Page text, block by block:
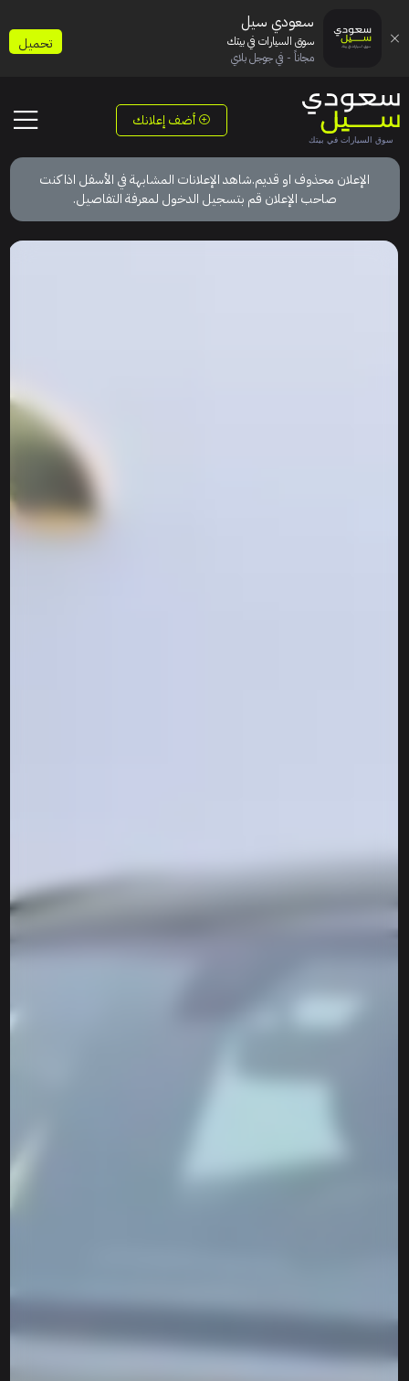
أضف إعلانك
الإعلان محذوف او قديم.شاهد الإعلانات المشابهة في الأسفل اذا كنت
صاحب الإعلان قم بتسجيل الدخول لمعرفة التفاصيل.
سعودي سيل
سوق السيارات في بيتك
مجاناً - في جوجل بلاي
تحميل